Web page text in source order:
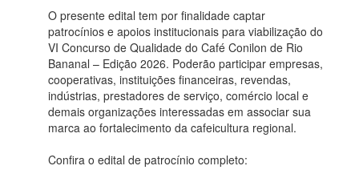
O presente edital tem por finalidade captar
patrocínios e apoios institucionais para viabilização do
VI Concurso de Qualidade do Café Conilon de Rio
Bananal – Edição 2026. Poderão participar empresas,
cooperativas, instituições financeiras, revendas,
indústrias, prestadores de serviço, comércio local e
demais organizações interessadas em associar sua
marca ao fortalecimento da cafeicultura regional.
Confira o edital de patrocínio completo: